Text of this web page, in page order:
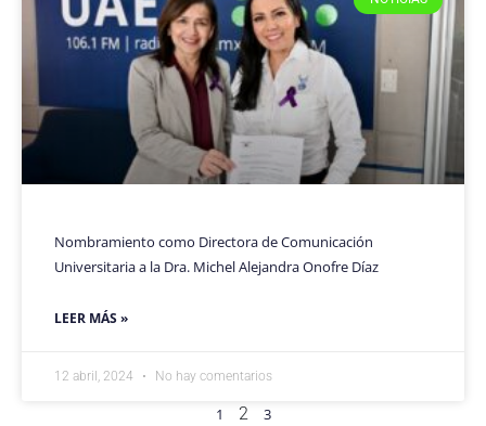
Nombramiento como Directora de Comunicación
Universitaria a la Dra. Michel Alejandra Onofre Díaz
LEER MÁS »
12 abril, 2024 No hay comentarios
1 2 3